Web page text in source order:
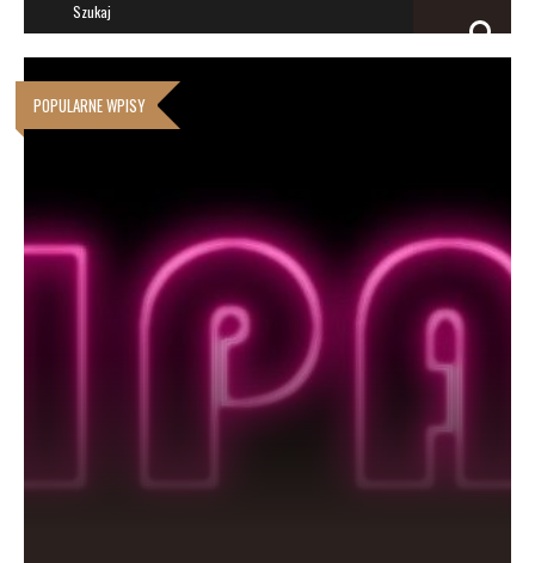
POPULARNE WPISY